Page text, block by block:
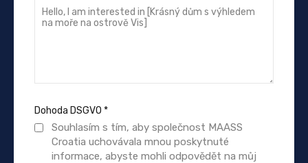
Dohoda DSGVO *
Souhlasím s tím, aby společnost MAASS
Croatia uchovávala mnou poskytnuté
informace, abyste mohli odpovědět na můj